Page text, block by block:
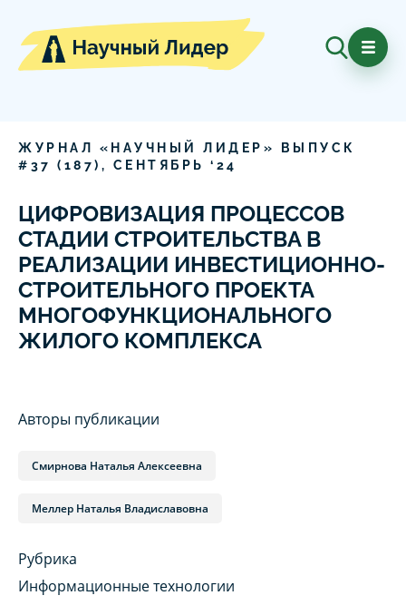
ЖУРНАЛ «НАУЧНЫЙ ЛИДЕР» ВЫПУСК
# 37 ( 187), СЕНТЯБРЬ ‘ 24
ЦИФРОВИЗАЦИЯ ПРОЦЕССОВ
СТАДИИ СТРОИТЕЛЬСТВА В
РЕАЛИЗАЦИИ ИНВЕСТИЦИОННО-
СТРОИТЕЛЬНОГО ПРОЕКТА
МНОГОФУНКЦИОНАЛЬНОГО
ЖИЛОГО КОМПЛЕКСА
Авторы публикации
Смирнова Наталья Алексеевна
Меллер Наталья Владиславовна
Рубрика
Информационные технологии